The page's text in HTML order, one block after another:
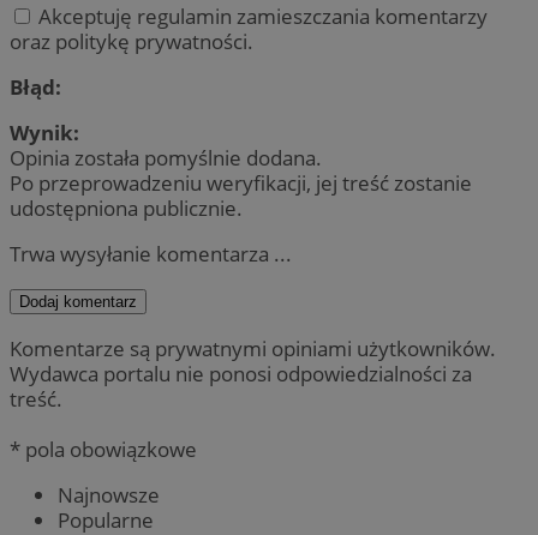
Akceptuję regulamin zamieszczania komentarzy
oraz politykę prywatności.
Błąd:
Wynik:
Opinia została pomyślnie dodana.
Po przeprowadzeniu weryfikacji, jej treść zostanie
udostępniona publicznie.
Trwa wysyłanie komentarza ...
Dodaj komentarz
Komentarze są prywatnymi opiniami użytkowników.
Wydawca portalu nie ponosi odpowiedzialności za
treść.
* pola obowiązkowe
Najnowsze
Popularne